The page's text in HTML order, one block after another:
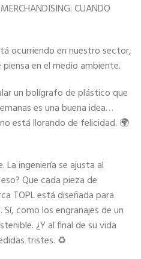
CUANDO
ocurriendo en nuestro sector,
en el medio ambiente.
un bolígrafo de plástico que
es una buena idea…
está llorando de felicidad. 🌍
ingeniería se ajusta al
Que cada pieza de
TOPL está diseñada para
como los engranajes de un
¿Y al final de su vida
tristes. ♻️